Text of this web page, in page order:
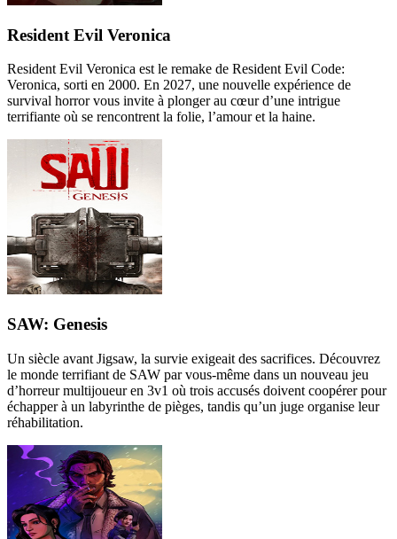
Resident Evil Veronica
Resident Evil Veronica est le remake de Resident Evil Code:
Veronica, sorti en 2000. En 2027, une nouvelle expérience de
survival horror vous invite à plonger au cœur d’une intrigue
terrifiante où se rencontrent la folie, l’amour et la haine.
SAW: Genesis
Un siècle avant Jigsaw, la survie exigeait des sacrifices. Découvrez
le monde terrifiant de SAW par vous-même dans un nouveau jeu
d’horreur multijoueur en 3v1 où trois accusés doivent coopérer pour
échapper à un labyrinthe de pièges, tandis qu’un juge organise leur
réhabilitation.